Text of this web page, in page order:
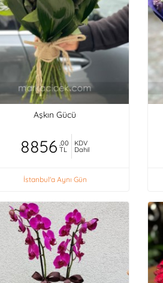
Aşkın Gücü
8856 ,00
TL
KDV
Dahil
İstanbul'a Aynı Gün